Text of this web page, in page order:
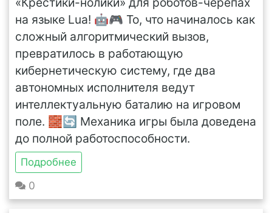
на языке Lua! 🤖🎮 То, что начиналось как
сложный алгоритмический вызов,
превратилось в работающую
кибернетическую систему, где два
автономных исполнителя ведут
интеллектуальную баталию на игровом
поле. 🧱🔄 Механика игры была доведена
до полной работоспособности.
Подробнее
0